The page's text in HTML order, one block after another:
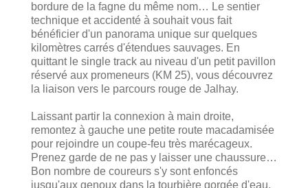
bordure de la fagne du même nom… Le sentier
technique et accidenté à souhait vous fait
bénéficier d'un panorama unique sur quelques
kilomètres carrés d'étendues sauvages. En
quittant le single track au niveau d'un petit pavillon
réservé aux promeneurs (KM 25), vous découvrez
la liaison vers le parcours rouge de Jalhay.
Laissant partir la connexion à main droite,
remontez à gauche une petite route macadamisée
pour rejoindre un coupe-feu très marécageux.
Prenez garde de ne pas y laisser une chaussure…
Bon nombre de coureurs s'y sont enfoncés
jusqu'aux genoux dans la tourbière gorgée d'eau.